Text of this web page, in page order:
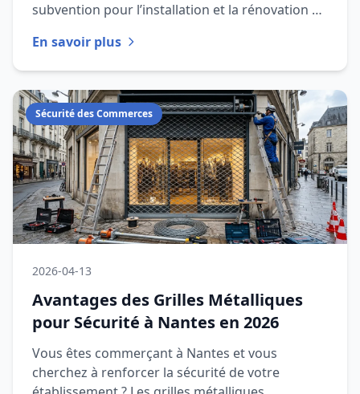
subvention pour l’installation et la rénovation de
En savoir plus
Sécurité des Commerces
2026-04-13
Avantages des Grilles Métalliques
pour Sécurité à Nantes en 2026
Vous êtes commerçant à Nantes et vous
cherchez à renforcer la sécurité de votre